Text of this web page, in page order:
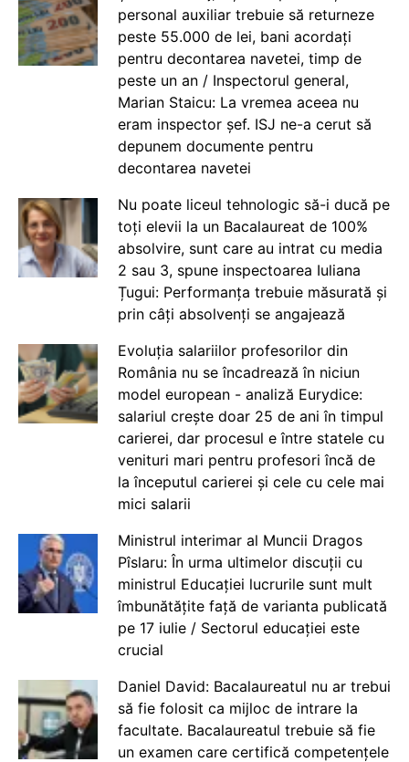
personal auxiliar trebuie să returneze
peste 55.000 de lei, bani acordați
pentru decontarea navetei, timp de
peste un an / Inspectorul general,
Marian Staicu: La vremea aceea nu
eram inspector șef. ISJ ne-a cerut să
depunem documente pentru
decontarea navetei
Nu poate liceul tehnologic să-i ducă pe
toți elevii la un Bacalaureat de 100%
absolvire, sunt care au intrat cu media
2 sau 3, spune inspectoarea Iuliana
Țugui: Performanța trebuie măsurată și
prin câți absolvenți se angajează
Evoluția salariilor profesorilor din
România nu se încadrează în niciun
model european - analiză Eurydice:
salariul crește doar 25 de ani în timpul
carierei, dar procesul e între statele cu
venituri mari pentru profesori încă de
la începutul carierei și cele cu cele mai
mici salarii
Ministrul interimar al Muncii Dragos
Pîslaru: În urma ultimelor discuții cu
ministrul Educației lucrurile sunt mult
îmbunătățite față de varianta publicată
pe 17 iulie / Sectorul educației este
crucial
Daniel David: Bacalaureatul nu ar trebui
să fie folosit ca mijloc de intrare la
facultate. Bacalaureatul trebuie să fie
un examen care certifică competențele